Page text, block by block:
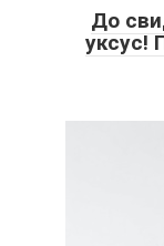
До
уксус!